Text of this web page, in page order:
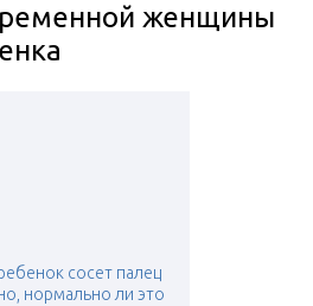
женщины
сосет палец
нормально ли это